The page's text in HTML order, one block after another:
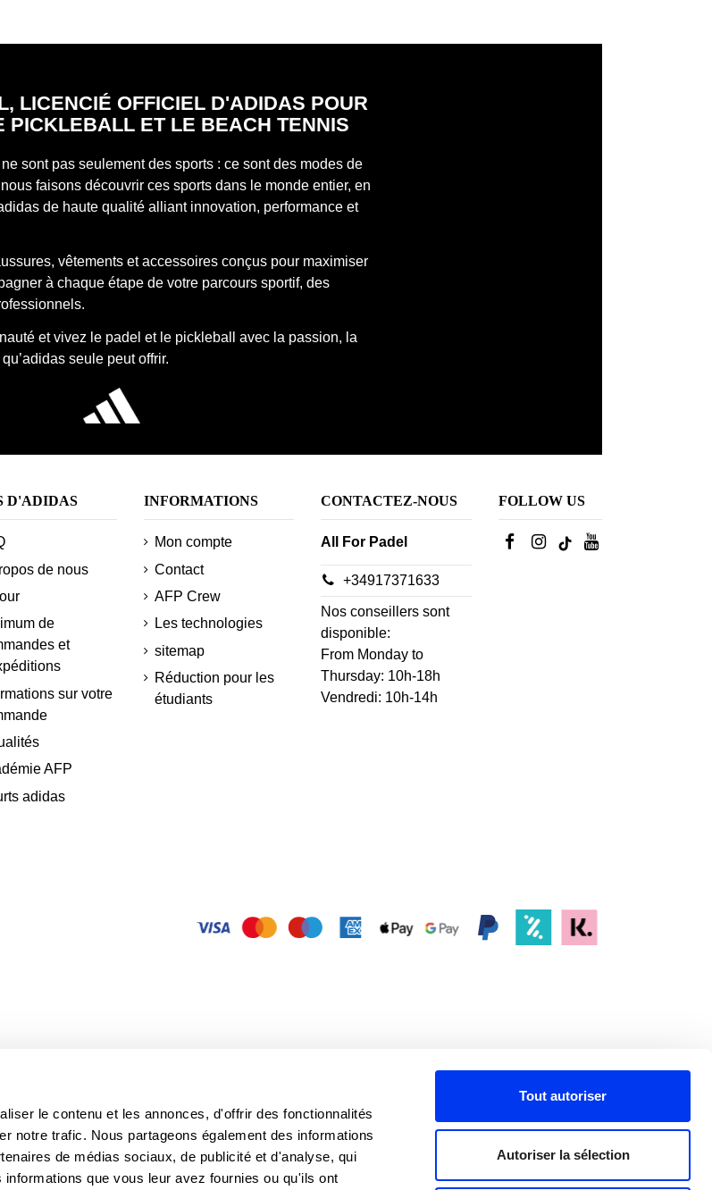
le contenu et les annonces, d'offrir des fonctionnalités
notre trafic. Nous partageons également des informations
de médias sociaux, de publicité et d'analyse, qui
que vous leur avez fournies ou qu'ils ont
Tout autoriser
Autoriser la sélection
LICENCIÉ OFFICIEL D'ADIDAS POUR
PICKLEBALL ET LE BEACH TENNIS
sont pas seulement des sports : ce sont des modes de
faisons découvrir ces sports dans le monde entier, en
de haute qualité alliant innovation, performance et
vêtements et accessoires conçus pour maximiser
à chaque étape de votre parcours sportif, des
et vivez le padel et le pickleball avec la passion, la
seule peut offrir.
D'ADIDAS
de nous
de
et
sur votre
AFP
adidas
INFORMATIONS
Mon compte
Contact
AFP Crew
Les technologies
sitemap
Réduction pour les
étudiants
CONTACTEZ-NOUS
All For Padel
+34917371633
Nos conseillers sont
disponible:
From Monday to
Thursday: 10h-18h
Vendredi: 10h-14h
FOLLOW US